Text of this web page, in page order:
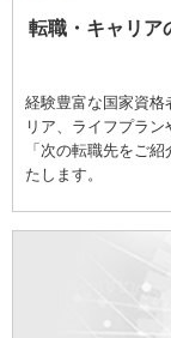
転職・キャリア
経験豊富な国家資格
リア、ライフプラン
「次の転職先をご
たします。